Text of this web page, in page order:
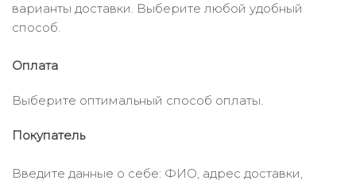
варианты доставки. Выберите любой удобный
способ.
Оплата
Выберите оптимальный способ оплаты.
Покупатель
Введите данные о себе: ФИО, адрес доставки,